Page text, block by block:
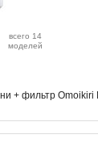
всего 14
моделей
+ фильтр Omoikiri